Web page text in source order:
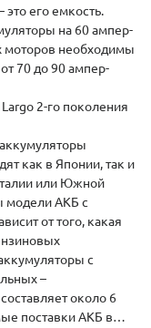
его емкость.
на 60 ампер-
моторов необходимы
70 до 90 ампер-
2-го поколения
как в Японии, так и
или Южной
модели АКБ с
от того, какая
с
–
около 6
поставки АКБ в